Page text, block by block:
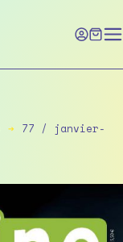
➔ 77 / janvier-